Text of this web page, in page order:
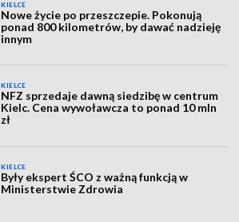
KIELCE
Nowe życie po przeszczepie. Pokonują
ponad 800 kilometrów, by dawać nadzieję
innym
KIELCE
NFZ sprzedaje dawną siedzibę w centrum
Kielc. Cena wywoławcza to ponad 10 mln
zł
KIELCE
Były ekspert ŚCO z ważną funkcją w
Ministerstwie Zdrowia